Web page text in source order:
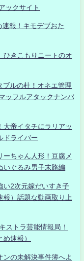
ックサイト
報！キモデブおた
きこもりニートのオ
ブルの杜！オネエ管理
ッフルアタックナンバ
大帝イタチにラリアッ
ドライバー
ちゃん人形！豆腐メ
いぐるみ男子末路編
い2次元嫁だいすき子
報）話題な動画取り上
ストラ芸能情報局！
速報）
の未解決事件簿へよ